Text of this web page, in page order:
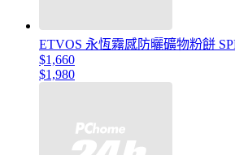
ETVOS 永恆霧感防曬礦物粉餅
$1,660
$1,980